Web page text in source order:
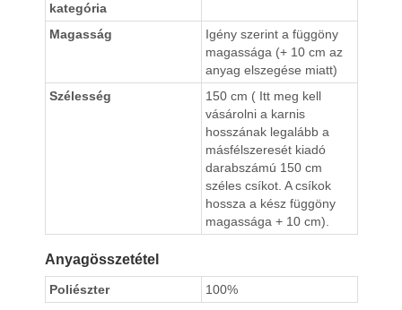
kategória
Magasság
Igény szerint a függöny
magassága (+ 10 cm az
anyag elszegése miatt)
Szélesség
150 cm ( Itt meg kell
vásárolni a karnis
hosszának legalább a
másfélszeresét kiadó
darabszámú 150 cm
széles csíkot. A csíkok
hossza a kész függöny
magassága + 10 cm).
Anyagösszetétel
Poliészter 100%